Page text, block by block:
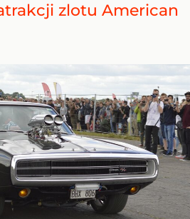
zlotu American